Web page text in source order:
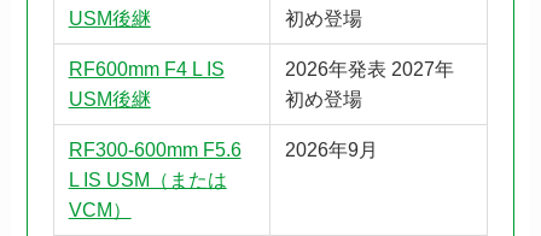
USM後継
初め登場
RF600mm F4 L IS
USM後継
2026年発表 2027年
初め登場
RF300-600mm F5.6
L IS USM（または
VCM）
2026年9月